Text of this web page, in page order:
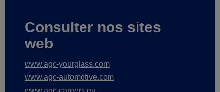
Consulter nos sites
web
www.agc-yourglass.com
www.agc-automotive.com